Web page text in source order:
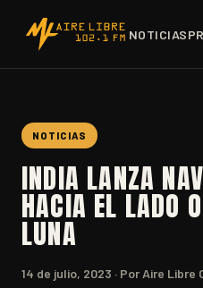
NOTICIAS
NOTICIAS
INDIA LANZA
HACIA EL LADO
LUNA
14 de julio, 2023 · Por Aire Libre